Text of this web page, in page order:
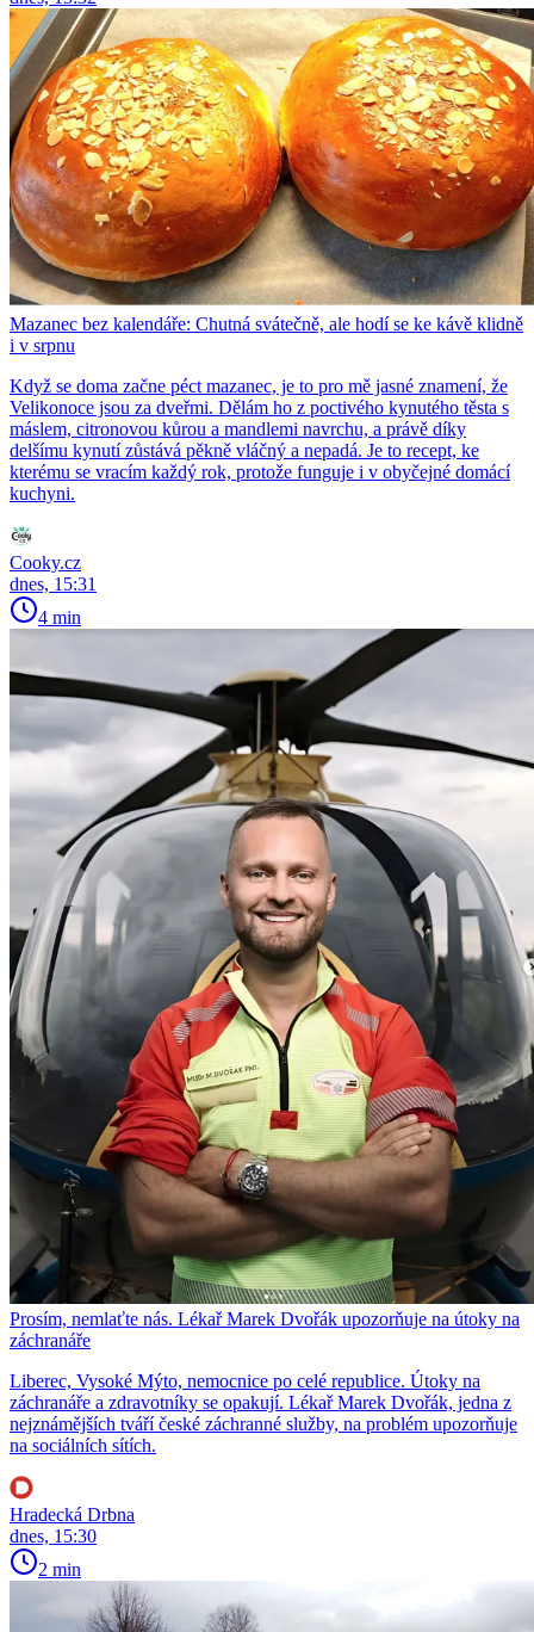
Mazanec bez kalendáře: Chutná svátečně, ale hodí se ke kávě klidně
i v srpnu
Když se doma začne péct mazanec, je to pro mě jasné znamení, že
Velikonoce jsou za dveřmi. Dělám ho z poctivého kynutého těsta s
máslem, citronovou kůrou a mandlemi navrchu, a právě díky
delšímu kynutí zůstává pěkně vláčný a nepadá. Je to recept, ke
kterému se vracím každý rok, protože funguje i v obyčejné domácí
kuchyni.
Cooky.cz
dnes, 15:31
4 min
Prosím, nemlaťte nás. Lékař Marek Dvořák upozorňuje na útoky na
záchranáře
Liberec, Vysoké Mýto, nemocnice po celé republice. Útoky na
záchranáře a zdravotníky se opakují. Lékař Marek Dvořák, jedna z
nejznámějších tváří české záchranné služby, na problém upozorňuje
na sociálních sítích.
Hradecká Drbna
dnes, 15:30
2 min